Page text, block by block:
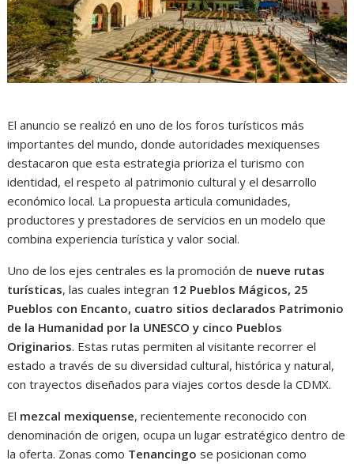
El anuncio se realizó en uno de los foros turísticos más
importantes del mundo, donde autoridades mexiquenses
destacaron que esta estrategia prioriza el turismo con
identidad, el respeto al patrimonio cultural y el desarrollo
económico local. La propuesta articula comunidades,
productores y prestadores de servicios en un modelo que
combina experiencia turística y valor social.
Uno de los ejes centrales es la promoción de nueve rutas
turísticas, las cuales integran 12 Pueblos Mágicos, 25
Pueblos con Encanto, cuatro sitios declarados Patrimonio
de la Humanidad por la UNESCO y cinco Pueblos
Originarios. Estas rutas permiten al visitante recorrer el
estado a través de su diversidad cultural, histórica y natural,
con trayectos diseñados para viajes cortos desde la CDMX.
El mezcal mexiquense, recientemente reconocido con
denominación de origen, ocupa un lugar estratégico dentro de
la oferta. Zonas como Tenancingo se posicionan como